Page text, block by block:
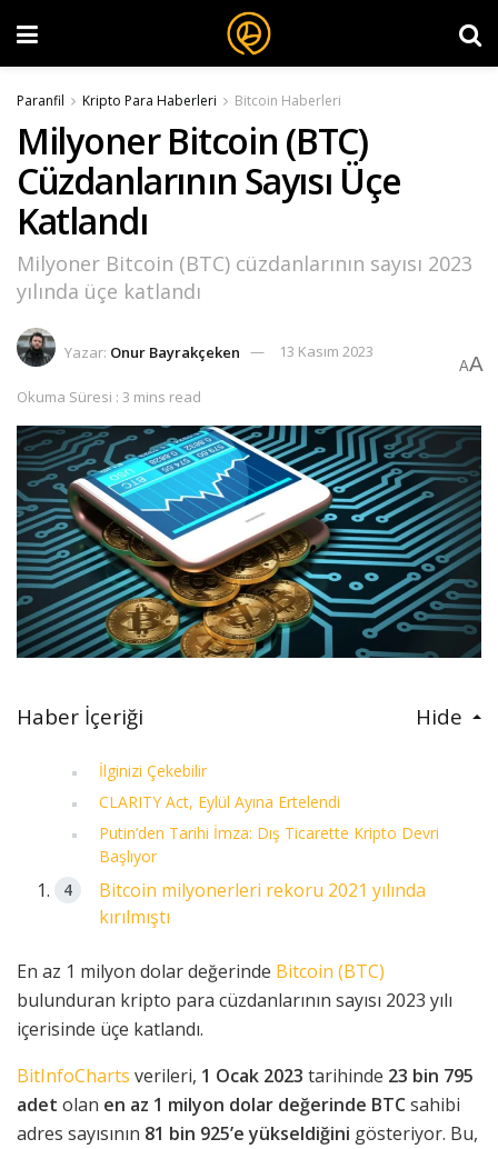
Paranfil Kripto Para Haberleri Bitcoin Haberleri
Milyoner Bitcoin (BTC)
Cüzdanlarının Sayısı Üçe
Katlandı
Milyoner Bitcoin (BTC) cüzdanlarının sayısı 2023
yılında üçe katlandı
Yazar: Onur Bayrakçeken 13 Kasım 2023
Okuma Süresi : 3 mins read
AA
Haber İçeriği Hide
İlginizi Çekebilir
CLARITY Act, Eylül Ayına Ertelendi
Putin’den Tarihi İmza: Dış Ticarette Kripto Devri
Başlıyor
Bitcoin milyonerleri rekoru 2021 yılında
kırılmıştı
En az 1 milyon dolar değerinde Bitcoin (BTC)
bulunduran kripto para cüzdanlarının sayısı 2023 yılı
içerisinde üçe katlandı.
BitInfoCharts verileri, 1 Ocak 2023 tarihinde 23 bin 795
adet olan en az 1 milyon dolar değerinde BTCsahibi
adres sayısının 81 bin 925’e yükseldiğini gösteriyor. Bu,